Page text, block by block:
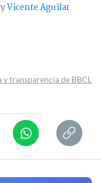
yVicente Aguilar
y transparencia de BBCL